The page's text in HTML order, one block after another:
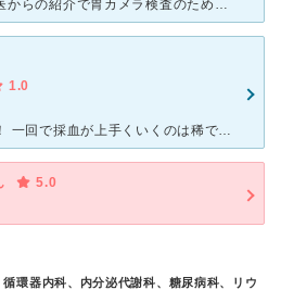
胃痛がひどく、かかりつけ医からの紹介で胃カメラ検査のために来院しました。 看護師さんは、とても話しやすく優しく声かけをしてくださり、緊張感がほぐれました。 その後胃カメラを入れる際、麻酔が効かない
1.0
採血が、とにかく下手くそ！ 一回で採血が上手くいくのは稀で、２〜３回針を刺して一滴も採血出来ず結局他の看護士に変わってもらい、それもやたら痛い！刺した所が採血の間中ずっとビリビリ痛かった。 酷いと
5.0
環器内科、内分泌代謝科、糖尿病科、リウ